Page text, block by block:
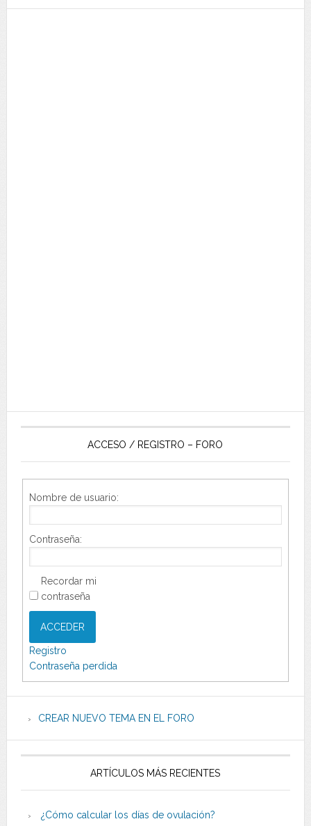
ACCESO / REGISTRO – FORO
Nombre de usuario:
Contraseña:
Recordar mi
contraseña
ACCEDER
Registro
Contraseña perdida
CREAR NUEVO TEMA EN EL FORO
ARTÍCULOS MÁS RECIENTES
¿Cómo calcular los días de ovulación?